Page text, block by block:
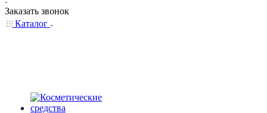
Заказать звонок
Каталог